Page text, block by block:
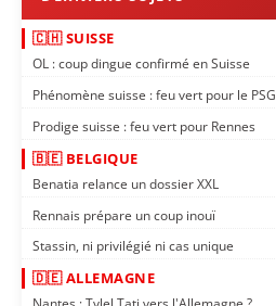
🇨🇭 SUISSE
OL : coup dingue confirmé en Suisse
Phénomène suisse : feu vert pour le PSG
Prodige suisse : feu vert pour Rennes
🇧🇪 BELGIQUE
Benatia relance un dossier XXL
Rennais prépare un coup inouï
Stassin, ni privilégié ni cas unique
🇩🇪 ALLEMAGNE